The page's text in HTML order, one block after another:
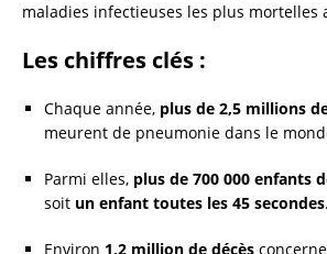
maladies infectieuses les plus mortelles
Les chiffres clés :
Chaque année, plus de 2,5 millions
meurent de pneumonie dans le
Parmi elles, plus de 700 000 enfants
soit un enfant toutes les 45 secondes.
Environ 1,2 million de décès